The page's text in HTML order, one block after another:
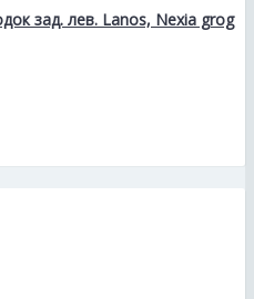
зад. лев. Lanos, Nexia grog